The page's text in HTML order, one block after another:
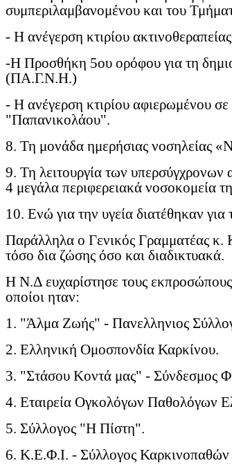
συμπεριλαμβανομένου και του
- Η ανέγερση κτιρίου
-Η Προσθήκη 5ου ορόφου για τη
(ΠΑ.Γ.Ν.Η.)
- Η ανέγερση κτιρίου αφιερωμένου σε
"Παπανικολάου".
8. Τη μονάδα ημερήσιας νοσηλείας
9. Τη λειτουργία των υπερσύγχρονων
4 μεγάλα περιφερειακά νοσοκομεία
10. Ενώ για την υγεία διατέθηκαν
Παράλληλα ο Γενικός Γραμματέας κ.
τόσο δια ζώσης όσο και διαδικτυακά.
Η Ν.Δ ευχαρίστησε τους
οποίοι ηταν:
1. "Άλμα Ζωής" - Πανελληνιος
2. Ελληνική Ομοσπονδία Καρκίνου.
3. "Στάσου Κοντά μας" - Σύνδεσμος
4. Εταιρεία Ογκολόγων Παθολόγων
5. Σύλλογος "Η Πίστη".
6. Κ.Ε.Φ.Ι. - Σύλλογος